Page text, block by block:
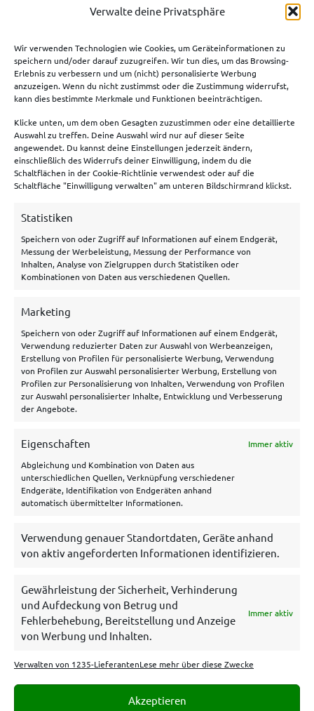
Verwalte deine Privatsphäre
Wir verwenden Technologien wie Cookies, um Geräteinformationen zu
speichern und/oder darauf zuzugreifen. Wir tun dies, um das Browsing-
Erlebnis zu verbessern und um (nicht) personalisierte Werbung
anzuzeigen. Wenn du nicht zustimmst oder die Zustimmung widerrufst,
kann dies bestimmte Merkmale und Funktionen beeinträchtigen.
Klicke unten, um dem oben Gesagten zuzustimmen oder eine detaillierte
Auswahl zu treffen. Deine Auswahl wird nur auf dieser Seite
angewendet. Du kannst deine Einstellungen jederzeit ändern,
einschließlich des Widerrufs deiner Einwilligung, indem du die
Schaltflächen in der Cookie-Richtlinie verwendest oder auf die
Schaltfläche "Einwilligung verwalten" am unteren Bildschirmrand klickst.
Statistiken
Speichern von oder Zugriff auf Informationen auf einem Endgerät,
Messung der Werbeleistung, Messung der Performance von
Inhalten, Analyse von Zielgruppen durch Statistiken oder
Kombinationen von Daten aus verschiedenen Quellen.
Marketing
Speichern von oder Zugriff auf Informationen auf einem Endgerät,
Verwendung reduzierter Daten zur Auswahl von Werbeanzeigen,
Erstellung von Profilen für personalisierte Werbung, Verwendung
von Profilen zur Auswahl personalisierter Werbung, Erstellung von
Profilen zur Personalisierung von Inhalten, Verwendung von Profilen
zur Auswahl personalisierter Inhalte, Entwicklung und Verbesserung
der Angebote.
Eigenschaften
Immer aktiv
Abgleichung und Kombination von Daten aus
unterschiedlichen Quellen, Verknüpfung verschiedener
Endgeräte, Identifikation von Endgeräten anhand
automatisch übermittelter Informationen.
Verwendung genauer Standortdaten, Geräte anhand
von aktiv angeforderten Informationen identifizieren.
Gewährleistung der Sicherheit, Verhinderung
und Aufdeckung von Betrug und
Fehlerbehebung, Bereitstellung und Anzeige
von Werbung und Inhalten.
Immer aktiv
Verwalten von 1235-LieferantenLese mehr über diese Zwecke
Akzeptieren
Meist genutzte Boni
Bet365 Bonus
Tipico Bonus
Betano Bonus
NEObet Bonus
Allgemeines
Über uns
Hilfe/Kontakt
Datenschutzerklärung
Impressum
Disclaimer
Archiv
Es gelten die AGB und Bonuskonditionen der betreffenden
Wettanbieter. 18+. Glücksspiel kann süchtig machen. Hilfe unter
gamblingtherapy.org
gegen-gluecksspielsucht.de/
Spiele
verantwortungsbewusst.livetipsportal.com erhält eine
Provision, wenn sich jemand über unsere Links bei einem
Wettanbieter anmeldet. Sämtliche Provisionen haben keinen